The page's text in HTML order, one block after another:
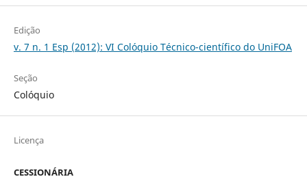
Edição
v. 7 n. 1 Esp (2012): VI Colóquio Técnico-científico do UniFOA
Seção
Colóquio
Licença
CESSIONÁRIA